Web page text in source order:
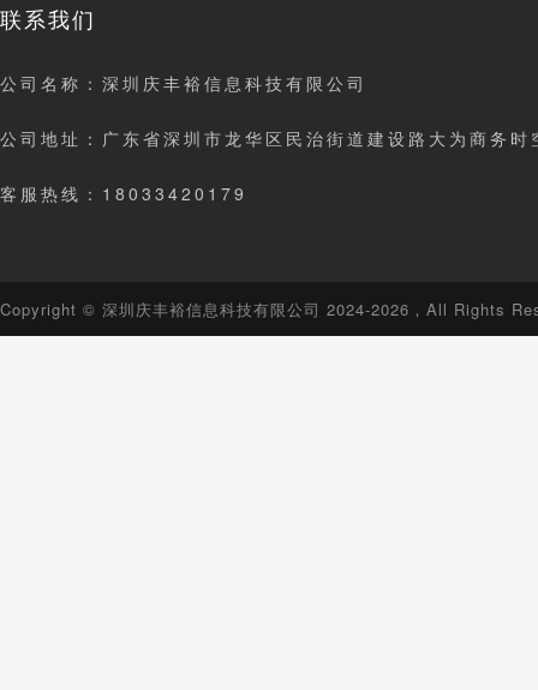
联系我们
公司名称：深圳庆丰裕信息科技有限公司
公司地址：广东省深圳市龙华区民治街道建设路大为商务
客服热线：18033420179
Copyright © 深圳庆丰裕信息科技有限公司 2024-2026，All Rights